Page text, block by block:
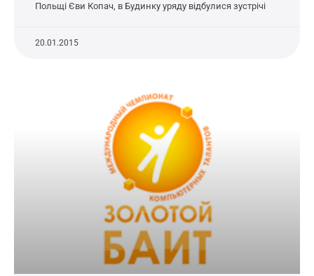
Польщі Єви Копач, в Будинку уряду відбулися зустрічі
20.01.2015